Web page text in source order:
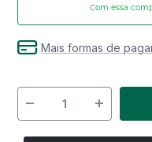
Com essa
Mais formas de